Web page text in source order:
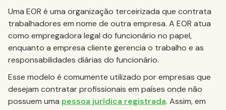
Uma EOR é uma organização terceirizada que contrata
trabalhadores em nome de outra empresa. A EOR atua
como empregadora legal do funcionário no papel,
enquanto a empresa cliente gerencia o trabalho e as
responsabilidades diárias do funcionário.
Esse modelo é comumente utilizado por empresas que
desejam contratar profissionais em países onde não
possuem uma pessoa jurídica registrada. Assim, em